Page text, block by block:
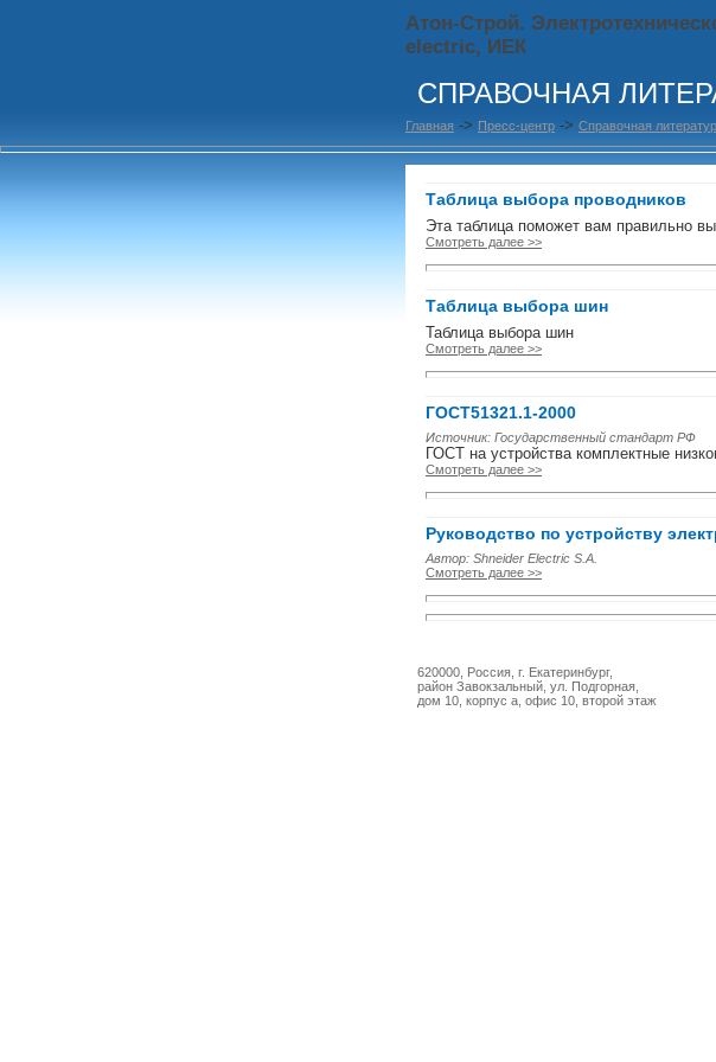
Атон-Строй.
electric, ИЕК
СПРАВОЧНАЯ
Главная -> Пресс-центр -> Справочная
Таблица выбора проводников
Эта таблица поможет вам правильно
Смотреть далее >>
Таблица выбора шин
Таблица выбора шин
Смотреть далее >>
ГОСТ51321.1-2000
Источник: Государственный стандарт РФ
ГОСТ на устройства комплектные
Смотреть далее >>
Руководство по устройству
Автор: Shneider Electric S.A.
Смотреть далее >>
620000, Россия, г. Екатеринбург,
район Завокзальный, ул. Подгорная,
дом 10, корпус а, офис 10, второй этаж